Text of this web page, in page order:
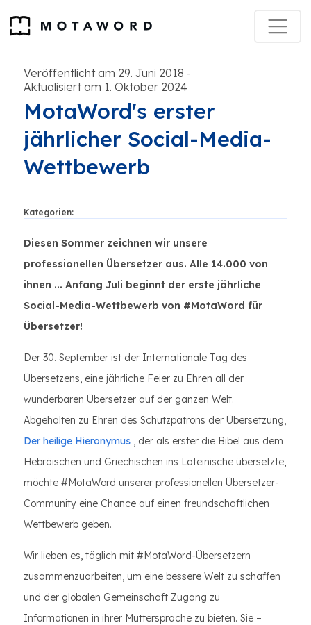
Veröffentlicht am 29. Juni 2018 -
Aktualisiert am 1. Oktober 2024
MotaWord's erster
jährlicher Social-Media-
Wettbewerb
Kategorien:
Diesen Sommer zeichnen wir unsere
professionellen Übersetzer aus. Alle 14.000 von
ihnen ... Anfang Juli beginnt der erste jährliche
Social-Media-Wettbewerb von #MotaWord für
Übersetzer!
Der 30. September ist der Internationale Tag des
Übersetzens, eine jährliche Feier zu Ehren all der
wunderbaren Übersetzer auf der ganzen Welt.
Abgehalten zu Ehren des Schutzpatrons der Übersetzung,
Der heilige Hieronymus , der als erster die Bibel aus dem
Hebräischen und Griechischen ins Lateinische übersetzte,
möchte #MotaWord unserer professionellen Übersetzer-
Community eine Chance auf einen freundschaftlichen
Wettbewerb geben.
Wir lieben es, täglich mit #MotaWord-Übersetzern
zusammenzuarbeiten, um eine bessere Welt zu schaffen
und der globalen Gemeinschaft Zugang zu
Informationen in ihrer Muttersprache zu bieten. Sie –